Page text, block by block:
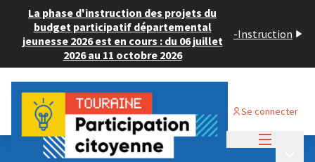
La phase d'instruction des projets du
budget participatif départemental
jeunesse 2026 est en cours : du 06 juillet
2026 au 11 octobre 2026
-Instruction
Se connecter
Budget Participatif JEUNESSE 2026